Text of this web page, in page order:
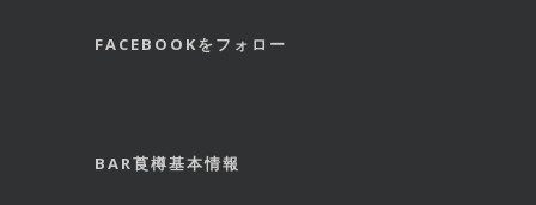
FACEBOOKをフォロー
BAR莨樽基本情報